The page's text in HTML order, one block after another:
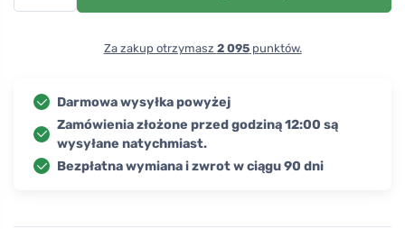
Za zakup otrzymasz 2 095punktów.
Darmowa wysyłka powyżej
Zamówienia złożone przed godziną 12:00 są
wysyłane natychmiast.
Bezpłatna wymiana i zwrot w ciągu 90 dni